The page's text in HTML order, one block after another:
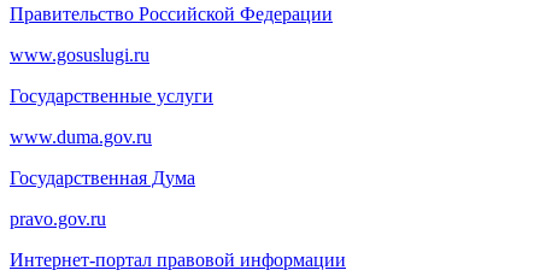
Правительство Российской Федерации
www.gosuslugi.ru
Государственные услуги
www.duma.gov.ru
Государственная Дума
pravo.gov.ru
Интернет-портал правовой информации